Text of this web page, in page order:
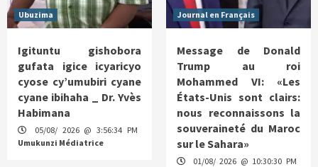
Ubuzima
Igituntu gishobora
gufata igice icyaricyo
cyose cy’umubiri cyane
cyane ibihaha _ Dr. Yvès
Habimana
05/08/ 2026 @ 3:56:34 PM
Umukunzi Médiatrice
Journal en Français
Message de Donald
Trump au roi
Mohammed VI: «Les
États-Unis sont clairs:
nous reconnaissons la
souveraineté du Maroc
sur le Sahara»
01/08/ 2026 @ 10:30:30 PM